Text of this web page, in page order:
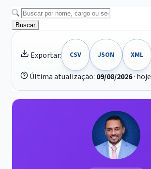
Buscar
Exportar: CSV JSON XML
Última atualização: 09/08/2026· hoje